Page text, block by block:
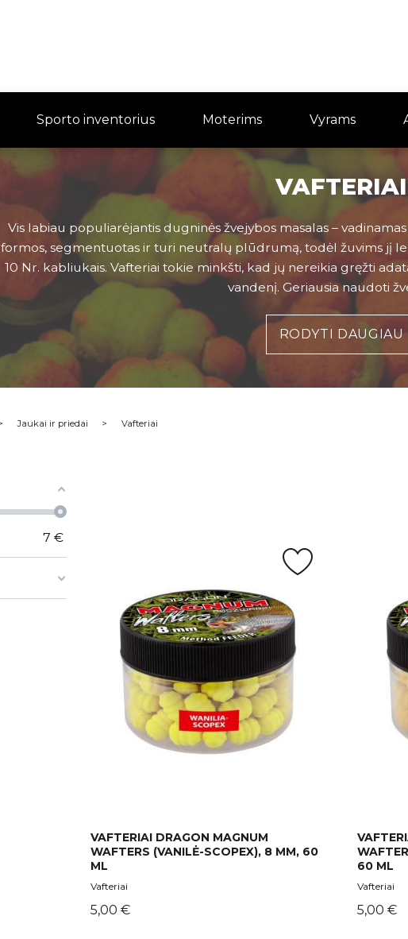
Sporto inventorius Moterims Vyrams
VAFTERIAI
RODYTI DAUGIAU
Vis labiau populiarėjantis dugninės žvejybos masalas –
formos, segmentuotas ir turi neutralų plūdrumą, todėl žuvims jį
10 Nr. kabliukais. Vafteriai tokie minkšti, kad jų nereikia gręžti
vandenį. Geriausia naudoti
Jaukai ir priedai Vafteriai
VAFTERIAI DRAGON MAGNUM
WAFTERS (VANILĖ-SCOPEX), 8 MM, 60
ML
Vafteriai
Kaina
5,00 €
60 ML
Vafteriai
Kaina
5,00 €
7 €